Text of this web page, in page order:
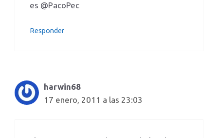
es @PacoPec
Responder
harwin68
17 enero, 2011 a las 23:03